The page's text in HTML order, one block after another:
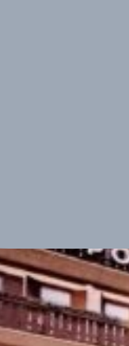
samej głównej
Hotel
zależało na